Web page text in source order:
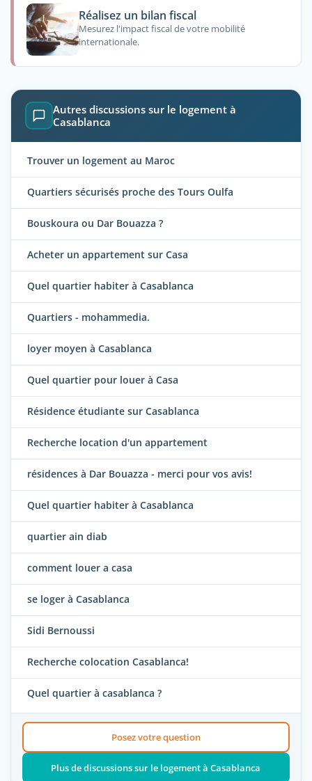
Réalisez un bilan fiscal
Mesurez l'impact fiscal de votre mobilité
internationale.
Autres discussions sur le logement à
Casablanca
Trouver un logement au Maroc
Quartiers sécurisés proche des Tours Oulfa
Bouskoura ou Dar Bouazza ?
Acheter un appartement sur Casa
Quel quartier habiter à Casablanca
Quartiers - mohammedia.
loyer moyen à Casablanca
Quel quartier pour louer à Casa
Résidence étudiante sur Casablanca
Recherche location d'un appartement
résidences à Dar Bouazza - merci pour vos avis!
Quel quartier habiter à Casablanca
quartier ain diab
comment louer a casa
se loger à Casablanca
Sidi Bernoussi
Recherche colocation Casablanca!
Quel quartier à casablanca ?
Posez votre question
Plus de discussions sur le logement à Casablanca